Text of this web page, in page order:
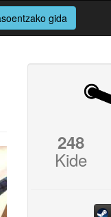
gida
248
Kide